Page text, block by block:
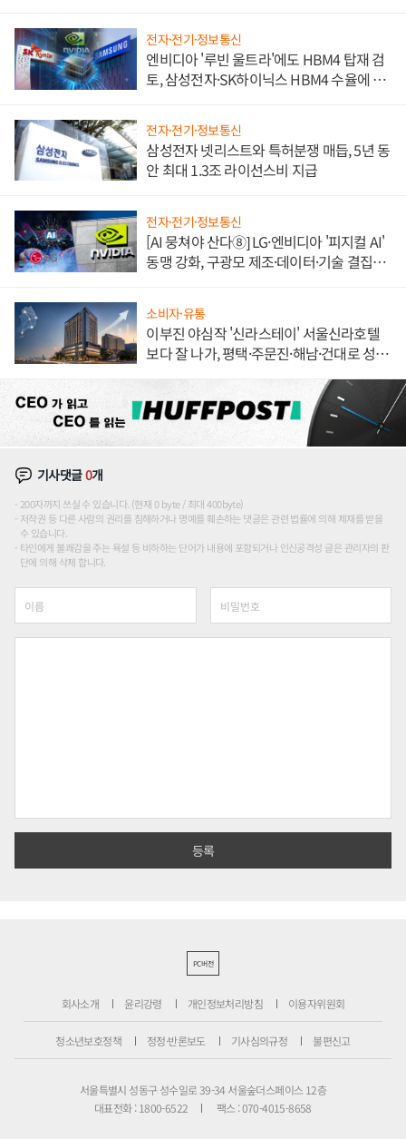
전자·전기·정보통신
엔비디아 '루빈 울트라'에도 HBM4 탑재 검
토, 삼성전자·SK하이닉스 HBM4 수율에 주
전자·전기·정보통신
삼성전자 넷리스트와 특허분쟁 매듭, 5년 동
안 최대 1.3조 라이선스비 지급
전자·전기·정보통신
[AI 뭉쳐야 산다⑧] LG·엔비디아 '피지컬 AI'
동맹 강화, 구광모 제조·데이터·기술 결집
소비자·유통
이부진 야심작 '신라스테이' 서울신라호텔
보다 잘 나가, 평택·주문진·해남·건대로 성
기사댓글0개
200자까지 쓰실 수 있습니다. (현재 0 byte / 최대 400byte)
저작권 등 다른 사람의 권리를 침해하거나 명예를 훼손하는 댓글은 관련 법률에 의해 제재를 받을
수 있습니다.
타인에게 불쾌감을 주는 욕설 등 비하하는 단어가 내용에 포함되거나 인신공격성 글은 관리자의 판
단에 의해 삭제 합니다.
PC버전
회사소개 윤리강령 개인정보처리방침 이용자위원회
청소년보호정책 정정·반론보도 기사심의규정 불편신고
서울특별시 성동구 성수일로 39-34 서울숲더스페이스 12층
대표전화 : 1800-6522
팩스 : 070-4015-8658